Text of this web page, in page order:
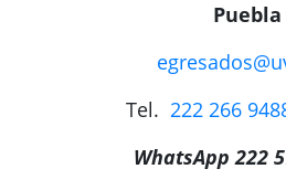
Puebla
Tel. 222 266
WhatsApp 222